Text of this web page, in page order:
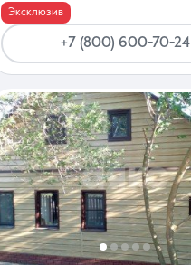
Эксклюзив
+7 (800) 600-70-24